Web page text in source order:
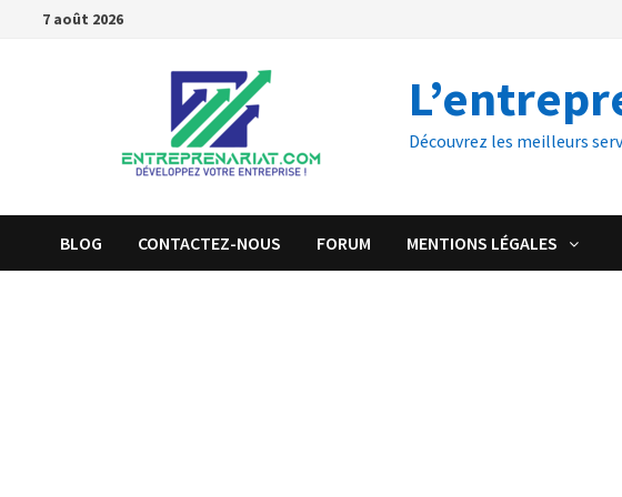
7 août 2026
Découvrez les meilleurs
BLOG CONTACTEZ-NOUS FORUM MENTIONS LÉGALES